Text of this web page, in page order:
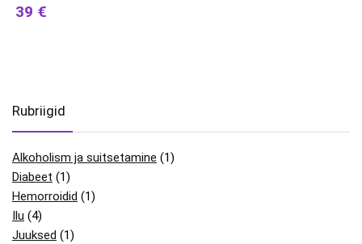
39 €
Rubriigid
Alkoholism ja suitsetamine (1)
Diabeet (1)
Hemorroidid (1)
Ilu (4)
Juuksed (1)